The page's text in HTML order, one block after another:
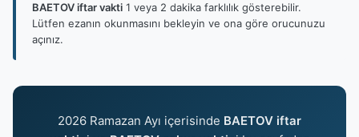
BAETOV iftar vakti 1 veya 2 dakika farklılık gösterebilir.
Lütfen ezanın okunmasını bekleyin ve ona göre orucunuzu
açınız.
2026 Ramazan Ayı içerisinde BAETOV iftar